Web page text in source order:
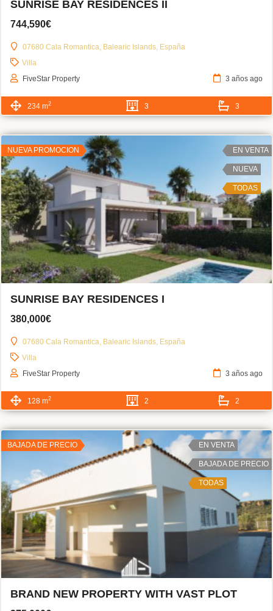
SUNRISE BAY RESIDENCES II
744,590€
07680 Cala Romantica, Balearic Islands, España
Villa
FiveStar Property
3 años ago
234 m2 3 3
NUEVA PROMOCION EN VENTA
NUEVA
TODAS
SUNRISE BAY RESIDENCES I
380,000€
07680 Cala Romantica, Balearic Islands, España
Villa
FiveStar Property
3 años ago
128 m2 2 2
BAJADA DE PRECIO EN VENTA
BAJADA DE PRECIO
TODAS
BRAND NEW PROPERTY WITH VAST PLOT